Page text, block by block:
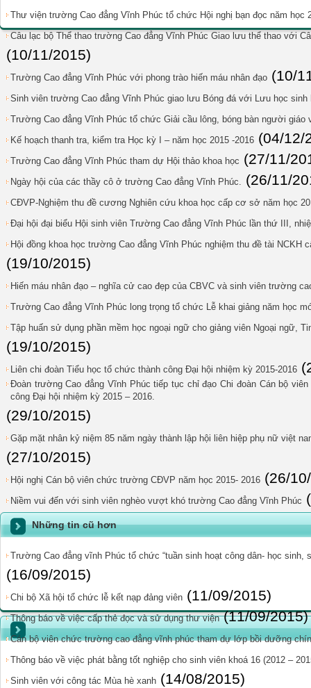
Thư viện trường Cao đẳng Vĩnh Phúc tổ chức Hội nghị bạn đọc năm học
Câu lạc bộ Thể thao trường Cao đẳng Vĩnh Phúc Giao lưu thể thao với
(10/11/2015)
Trường Cao đẳng Vĩnh Phúc với phong trào hiến máu nhân đạo (10/
Sinh viên trường Cao đẳng Vĩnh Phúc giao lưu Bóng đá với Lưu học sinh
Trường Cao đẳng Vĩnh Phúc tổ chức Giải cầu lông, bóng bàn người giáo
Kế hoạch thanh tra, kiểm tra Học kỳ I – năm học 2015 -2016 (04/12/
Trường Cao đẳng Vĩnh Phúc tham dự Hội thảo khoa học (27/11/
Ngày hội của các thầy cô ở trường Cao đẳng Vĩnh Phúc. (26/11/
CĐVP-Nghiệm thu đề cương Nghiên cứu khoa học cấp cơ sở năm học
Đại hội đại biểu Hội sinh viên Trường Cao đẳng Vĩnh Phúc lần thứ III,
Hội đồng khoa học trường Cao đẳng Vĩnh Phúc nghiệm thu đề tài NCKH
(19/10/2015)
Hiến máu nhân đạo – nghĩa cử cao đẹp của CBVC và sinh viên trường
Trường Cao đẳng Vĩnh Phúc long trọng tổ chức Lễ khai giảng năm học
Tập huấn sử dụng phần mềm học ngoại ngữ cho giảng viên Ngoại ngữ,
(19/10/2015)
Liên chi đoàn Tiểu học tổ chức thành công Đại hội nhiệm kỳ 2015-2016
Đoàn trường Cao đẳng Vĩnh Phúc tiếp tục chỉ đạo Chi đoàn Cán bộ
công Đại hội nhiệm kỳ 2015 – 2016.
(29/10/2015)
Gặp mặt nhân kỷ niệm 85 năm ngày thành lập hội liên hiệp phụ nữ việt
(27/10/2015)
Hội nghị Cán bộ viên chức trường CĐVP năm học 2015- 2016 (26/
Niềm vui đến với sinh viên nghèo vượt khó trường Cao đẳng Vĩnh Phúc
Những tin cũ hơn
Trường Cao đẳng vĩnh Phúc tổ chức “tuần sinh hoạt công dân- học sinh,
(16/09/2015)
Chi bộ Xã hội tổ chức lễ kết nạp đảng viên (11/09/2015)
Thông báo về việc cấp thẻ đọc và sử dụng thư viện (11/09/2015)
Cán bộ viên chức trường cao đẳng vĩnh phúc tham dự lớp bồi dưỡng
Thông báo về việc phát bằng tốt nghiệp cho sinh viên khoá 16 (2012 –
Sinh viên với công tác Mùa hè xanh (14/08/2015)